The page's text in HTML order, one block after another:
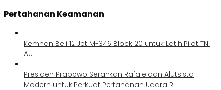
Pertahanan Keamanan
Kemhan Beli 12 Jet M-346 Block 20 untuk Latih Pilot TNI
AU
Presiden Prabowo Serahkan Rafale dan Alutsista
Modern untuk Perkuat Pertahanan Udara RI